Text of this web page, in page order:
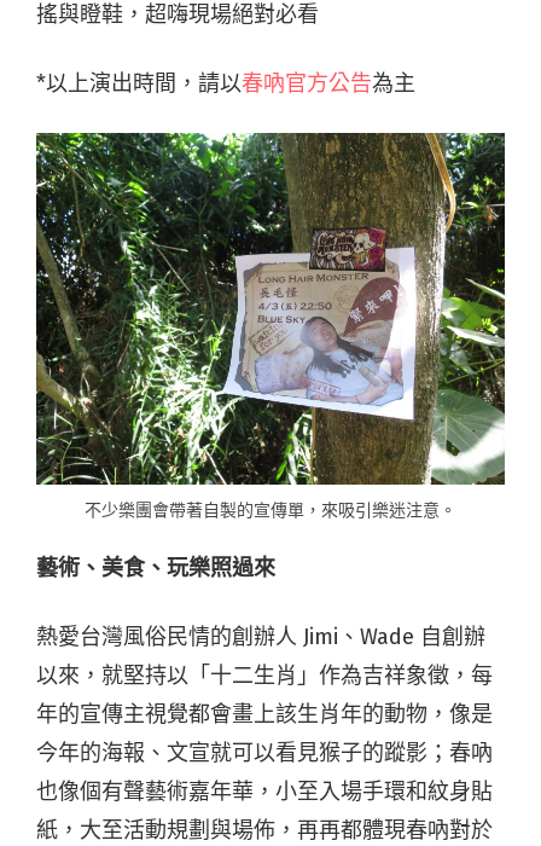
搖與瞪鞋，超嗨現場絕對必看
*以上演出時間，請以春吶官方公告為主
不少樂團會帶著自製的宣傳單，來吸引樂迷注意。
藝術、美食、玩樂照過來
熱愛台灣風俗民情的創辦人 Jimi、Wade 自創辦
以來，就堅持以「十二生肖」作為吉祥象徵，每
年的宣傳主視覺都會畫上該生肖年的動物，像是
今年的海報、文宣就可以看見猴子的蹤影；春吶
也像個有聲藝術嘉年華，小至入場手環和紋身貼
紙，大至活動規劃與場佈，再再都體現春吶對於